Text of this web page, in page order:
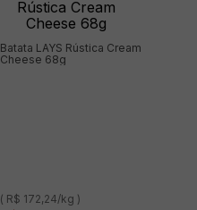
Batata LAYS Rústica Cream
Cheese 68g
( R$ 172,24/kg )